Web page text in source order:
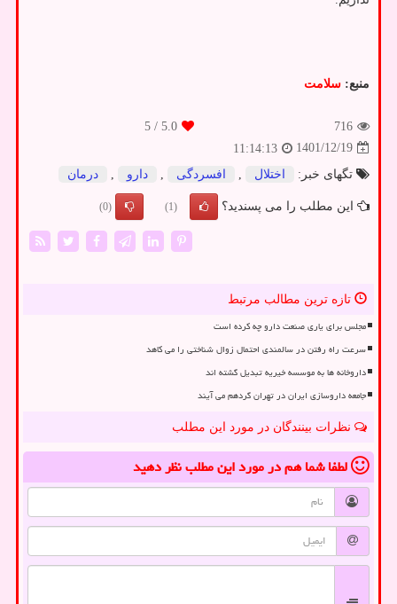
منبع: سلامت
716
5.0
/ 5
1401/12/19
11:14:13
تگهای خبر:
اختلال افسردگی دارو درمان
این مطلب را می پسندید؟ (1)
(0)
تازه ترین مطالب مرتبط
مجلس برای یاری صنعت دارو چه کرده است
سرعت راه رفتن در سالمندی احتمال زوال شناختی را می کاهد
داروخانه ها به موسسه خیریه تبدیل گشته اند
جامعه داروسازی ایران در تهران گردهم می آیند
نظرات بینندگان در مورد این مطلب
لطفا شما همدر مورد این مطلبنظر دهید